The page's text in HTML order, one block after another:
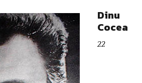
Dinu
Cocea
22